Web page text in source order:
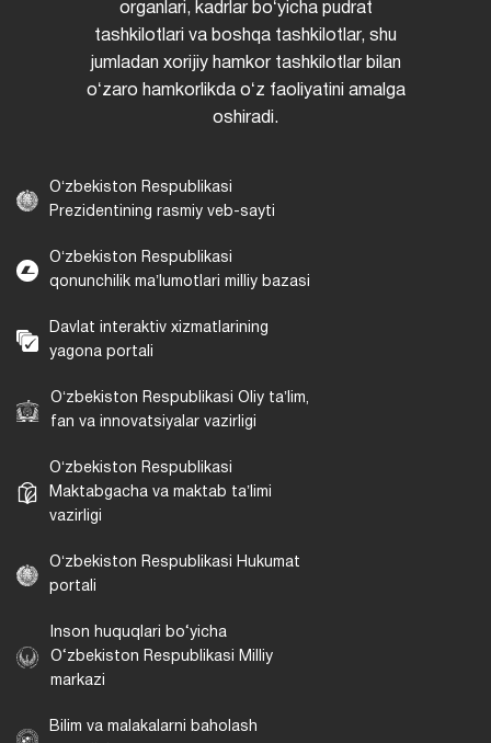
organlari, kadrlar boʻyicha pudrat
tashkilotlari va boshqa tashkilotlar, shu
jumladan xorijiy hamkor tashkilotlar bilan
oʻzaro hamkorlikda oʻz faoliyatini amalga
oshiradi.
Oʻzbekiston Respublikasi
Prezidentining rasmiy veb-sayti
Oʻzbekiston Respublikasi
qonunchilik maʼlumotlari milliy bazasi
Davlat interaktiv xizmatlarining
yagona portali
Oʻzbekiston Respublikasi Oliy taʼlim,
fan va innovatsiyalar vazirligi
Oʻzbekiston Respublikasi
Maktabgacha va maktab taʼlimi
vazirligi
Oʻzbekiston Respublikasi Hukumat
portali
Inson huquqlari bo‘yicha
O‘zbekiston Respublikasi Milliy
markazi
Bilim va malakalarni baholash